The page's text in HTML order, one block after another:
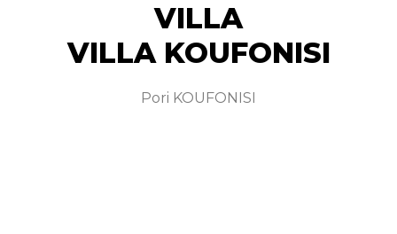
VILLA
VILLA KOUFONISI
Pori KOUFONISI